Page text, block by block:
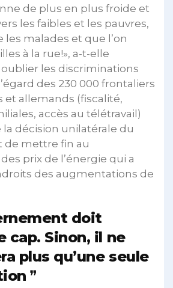
de plus en plus froide et
les faibles et les pauvres,
les malades et que l’on
à la rue!», a-t-elle
oublier les discriminations
des 230 000 frontaliers
et allemands (fiscalité,
accès au télétravail)
décision unilatérale du
mettre fin au
prix de l’énergie qui a
des augmentations de
doit
cap. Sinon, il ne
plus qu’une seule